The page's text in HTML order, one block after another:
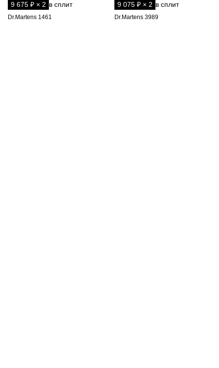
9 675 ₽ × 2 в сплит
Dr.Martens 1461
9 075 ₽ × 2 в сплит
Dr.Martens 3989